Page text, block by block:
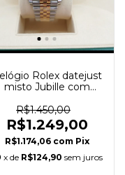
Rolex datejust
misto Jubille com
R$1.450,00
R$1.249,00
R$1.174,06 com Pix
x de R$124,90 sem juros